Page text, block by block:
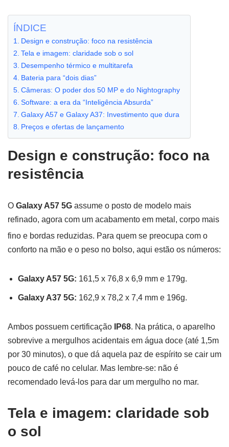
ÍNDICE
Design e construção: foco na resistência
Tela e imagem: claridade sob o sol
Desempenho térmico e multitarefa
Bateria para “dois dias”
Câmeras: O poder dos 50 MP e do Nightography
Software: a era da “Inteligência Absurda”
Galaxy A57 e Galaxy A37: Investimento que dura
Preços e ofertas de lançamento
Design e construção: foco na
resistência
O Galaxy A57 5G assume o posto de modelo mais
refinado, agora com um acabamento em metal, corpo mais
fino e bordas reduzidas. Para quem se preocupa com o
conforto na mão e o peso no bolso, aqui estão os números:
Galaxy A57 5G: 161,5 x 76,8 x 6,9 mm e 179g.
Galaxy A37 5G: 162,9 x 78,2 x 7,4 mm e 196g.
Ambos possuem certificação IP68. Na prática, o aparelho
sobrevive a mergulhos acidentais em água doce (até 1,5m
por 30 minutos), o que dá aquela paz de espírito se cair um
pouco de café no celular. Mas lembre-se: não é
recomendado levá-los para dar um mergulho no mar.
Tela e imagem: claridade sob
o sol